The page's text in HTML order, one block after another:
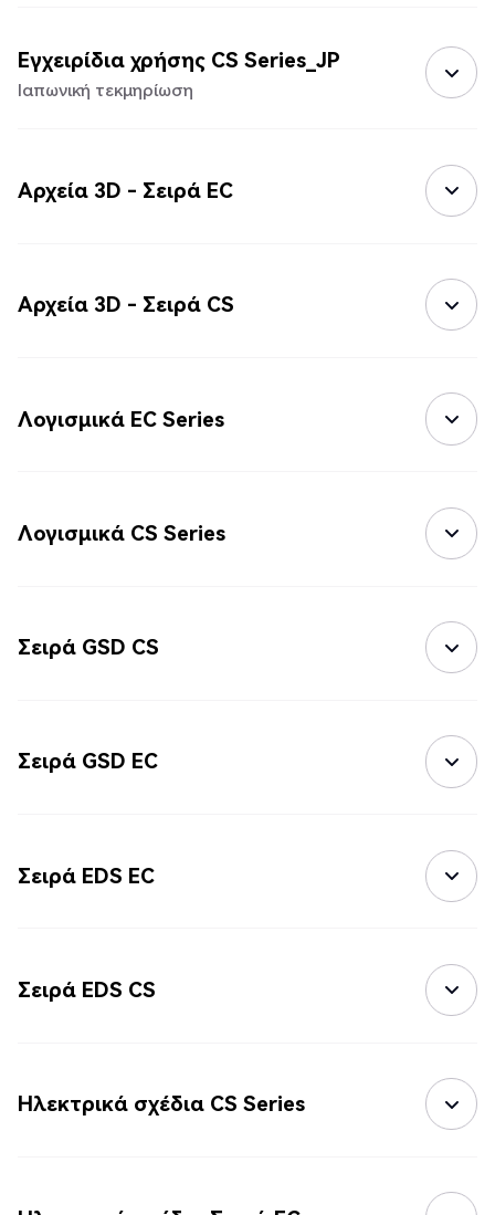
Εγχειρίδια χρήσης CS Series_JP
Ιαπωνική τεκμηρίωση
Αρχεία 3D - Σειρά EC
Αρχεία 3D - Σειρά CS
Λογισμικά EC Series
Λογισμικά CS Series
Σειρά GSD CS
Σειρά GSD EC
Σειρά EDS EC
Σειρά EDS CS
Ηλεκτρικά σχέδια CS Series